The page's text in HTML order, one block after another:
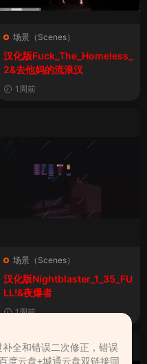
场景（Scenes）
汉化版Fuck_The_Homeless_
2&去他妈的流浪汉
1周前
场景（Scenes）
汉化版Nightblaster_1_35_FU
LL!&夜爆者
1周前
全和错误二次修正，错误
度云盘+城通云盘双链接同